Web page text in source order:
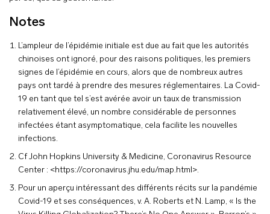
Notes
L’ampleur de l’épidémie initiale est due au fait que les autorités
chinoises ont ignoré, pour des raisons politiques, les premiers
signes de l’épidémie en cours, alors que de nombreux autres
pays ont tardé à prendre des mesures réglementaires. La Covid-
19 en tant que tel s’est avérée avoir un taux de transmission
relativement élevé, un nombre considérable de personnes
infectées étant asymptomatique, cela facilite les nouvelles
infections.
Cf John Hopkins University & Medicine, Coronavirus Resource
Center : <https://coronavirus.jhu.edu/map.html>.
Pour un aperçu intéressant des différents récits sur la pandémie
Covid-19 et ses conséquences, v. A. Roberts et N. Lamp, « Is the